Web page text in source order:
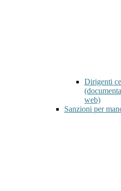
Dirigenti
web)
Sanzioni per